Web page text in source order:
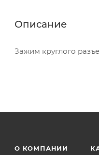
Описание
Зажим круглого
О КОМПАНИИ